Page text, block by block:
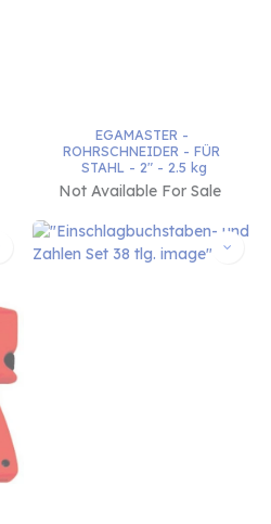
EGAMASTER -
ROHRSCHNEIDER - FÜR
STAHL - 2" - 2.5 kg
Not Available For Sale